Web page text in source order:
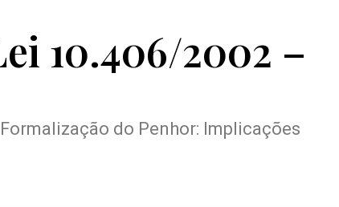
10.406/2002 –
do Penhor: Implicações